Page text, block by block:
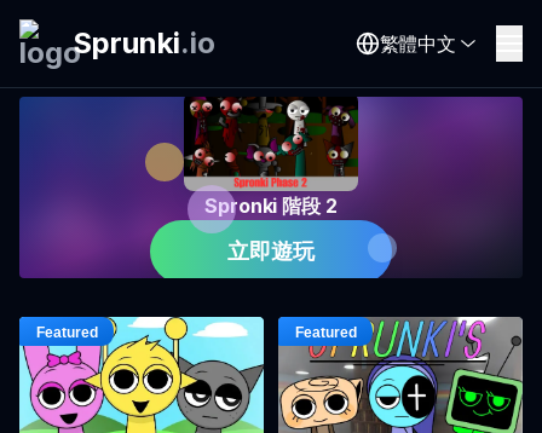
Sprunki.io 繁體中文
Spronki 階段 2
立即遊玩